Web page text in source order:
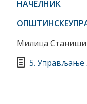
НАЧЕЛНИК
ОПШТИНСКЕ
Милица
5. Управљање